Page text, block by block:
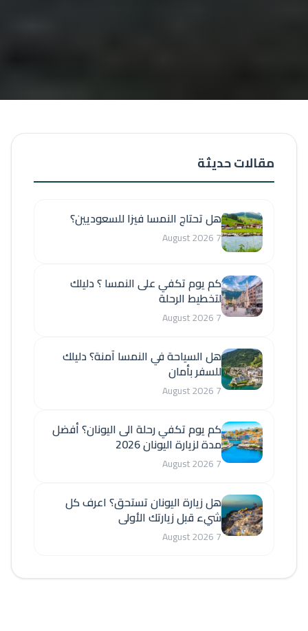
مقالات حديثة
هل تحتاج النمسا فيزا للسعوديين؟
7 August 2026
كم يوم تكفي على النمسا ؟ دليلك
لتخطيط الرحلة
7 August 2026
هل السياحة في النمسا آمنة؟ دليلك
للسفر بأمان
7 August 2026
كم يوم تكفي رحلة الى اليونان؟ أفضل
مدة لزيارة اليونان 2026
7 August 2026
هل زيارة اليونان تستحق؟ اعرف كل
شيء قبل زيارتك الأولى
7 August 2026